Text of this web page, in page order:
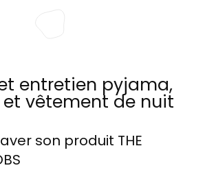
entretien pyjama,
vêtement de nuit
son produit THE